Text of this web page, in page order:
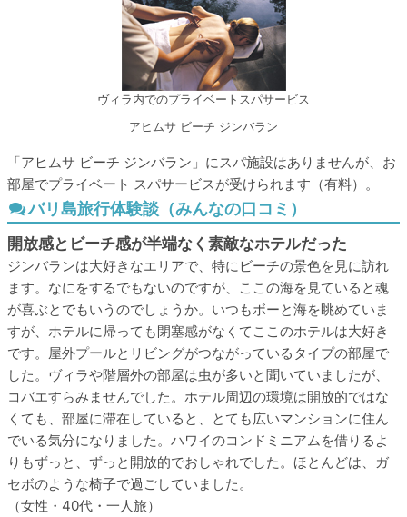
ヴィラ内でのプライベートスパサービス
アヒムサ ビーチ ジンバラン
「アヒムサ ビーチ ジンバラン」にスパ施設はありませんが、お
部屋でプライベート スパサービスが受けられます（有料）。
バリ島旅行体験談（みんなの口コミ）
開放感とビーチ感が半端なく素敵なホテルだった
ジンバランは大好きなエリアで、特にビーチの景色を見に訪れ
ます。なにをするでもないのですが、ここの海を見ていると魂
が喜ぶとでもいうのでしょうか。いつもボーと海を眺めていま
すが、ホテルに帰っても閉塞感がなくてここのホテルは大好き
です。屋外プールとリビングがつながっているタイプの部屋で
した。ヴィラや階層外の部屋は虫が多いと聞いていましたが、
コバエすらみませんでした。ホテル周辺の環境は開放的ではな
くても、部屋に滞在していると、とても広いマンションに住ん
でいる気分になりました。ハワイのコンドミニアムを借りるよ
りもずっと、ずっと開放的でおしゃれでした。ほとんどは、ガ
セボのような椅子で過ごしていました。
（女性・40代・一人旅）